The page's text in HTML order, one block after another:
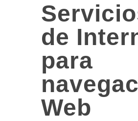
de
para
Web